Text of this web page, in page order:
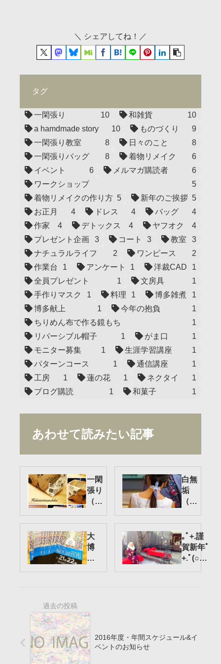
＼ シェアしてね！／
タグ
一閑張り 10 和雑貨
10
a hamdmade story
10 ものづくり
9
一閑張り教室
8 日々のこと
8
一閑張りバッグ
8 着物リメイク
6
イベント
6 メルマガ購読者
6
ワークショップ
5
着物リメイクの作り方 5 新年のご挨拶 5
お正月
4 ドレス 4 バッグ
4
作家
4 デトックス 4 ヤフオク
4
プレゼント企画
3 コート 3 教室
3
ナチュラルライフ
2 ワンピース
2
作業台
1 アンケート 1 洋裁CAD
1
全員プレゼント
1 文房具
1
手作りマスク
1 料理 1 博多雑煮
1
博多献上
1 今年の抱負
1
ちりめん布で作る鏡もち
1
リバーシブル帽子
1 がま口
1
モニター募集
1 生涯学習講座
1
パターンコース
1 通信講座
1
工房
1 蓮の花 1 ネクタイ
1
ブログ購読
1 和菓子 1
あわせて読みたい記事
一閑
張り
（い
んば
り）
教室
白無
垢
（し
く）
から
ウエ
ディ
ング
ス
大
博
多
市
住
吉
神
｡ﾟ+.謹
賀新年ﾟ
+.ﾟ(○｡
2016年度・年間スケジュール&イ
ベントのお知らせ